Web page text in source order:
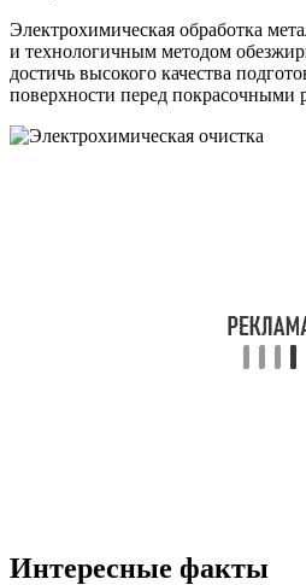
Электрохимическая обработка
и технологичным методом
достичь высокого качества
поверхности перед покрасочными
Интересные факты